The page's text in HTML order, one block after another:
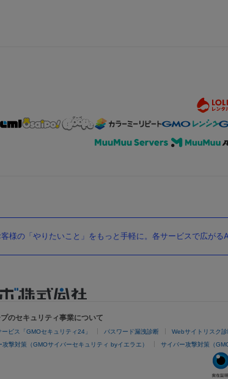
客様の「やりたいこと」をもっと手軽に。各サービスで広がる
のセキュリティ事業について
ビス「GMOセキュリティ24」 パスワード漏洩診断 Webサイトリスク
攻撃対策（GMOサイバーセキュリティ byイエラエ） サイバー攻撃対策（